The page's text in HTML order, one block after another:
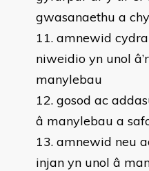
gwasanaethu a
amnewid
niweidio yn unol
manylebau
gosod ac
â manylebau a
amnewid neu
injan yn unol â